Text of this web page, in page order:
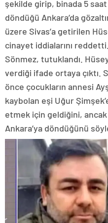
şekilde girip, binada 5 saat
döndüğü Ankara’da
üzere Sivas’a getirilen
cinayet iddialarını
Sönmez, tutuklandı.
verdiği ifade ortaya çıktı.
önce çocukların annesi
kaybolan eşi Uğur
etmek için geldiğini,
Ankara’ya döndüğünü